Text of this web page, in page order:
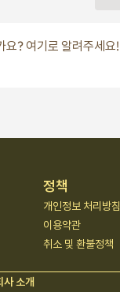
요? 여기로 알려주세요!
정책
개인정보 처리방침
이용약관
취소 및 환불정책
사 소개